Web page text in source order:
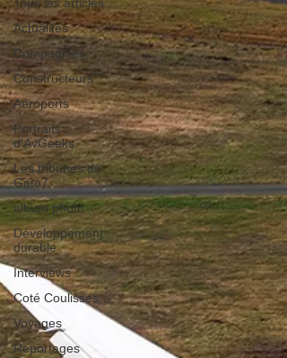
Actualités
Compagnies
Constructeurs
Aéroports
Portraits
d'AvGeeks
Les tribunes de
Gate7
album photo
Développement
durable
Interviews
Coté Coulisses
Voyages
Reportages